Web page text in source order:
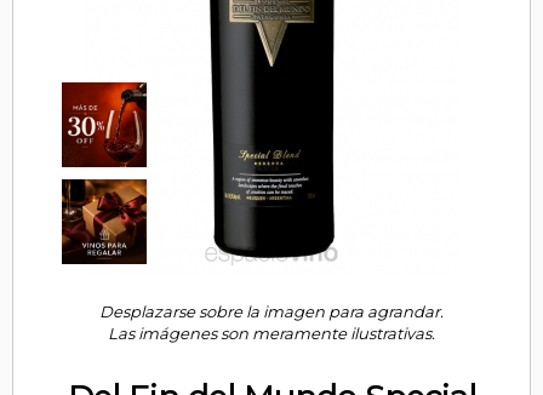
Desplazarse sobre la imagen para agrandar.
Las imágenes son meramente ilustrativas.